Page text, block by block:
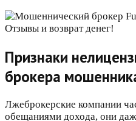
Признаки
брокера
Лжеброкерские компании
обещаниями дохода, они